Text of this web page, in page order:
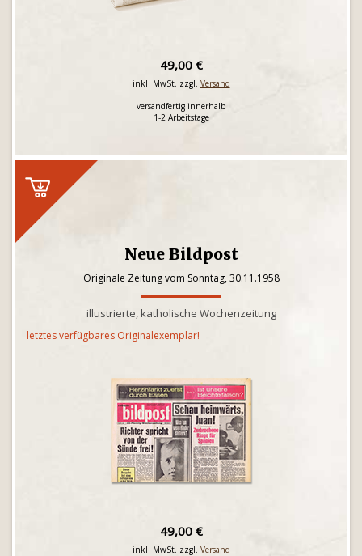
49,00 €
inkl. MwSt. zzgl. Versand
versandfertig innerhalb
1-2 Arbeitstage
Neue Bildpost
Originale Zeitung vom Sonntag, 30.11.1958
illustrierte, katholische Wochenzeitung
letztes verfügbares Originalexemplar!
49,00 €
inkl. MwSt. zzgl. Versand